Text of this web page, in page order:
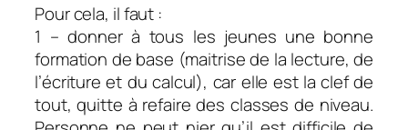
Pour cela, il faut :
1 – donner à tous les jeunes une bonne
formation de base (maitrise de la lecture, de
l’écriture et du calcul), car elle est la clef de
tout, quitte à refaire des classes de niveau.